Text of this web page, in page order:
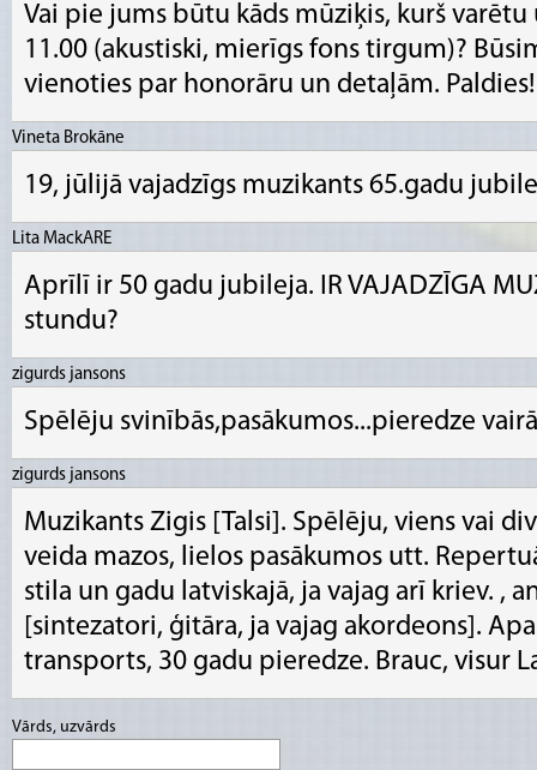
Vai pie jums būtu kāds mūziķis, kurš varētu
11.00 (akustiski, mierīgs fons tirgum)?
vienoties par honorāru un detaļām. Paldies!
Vineta Brokāne
19, jūlijā vajadzīgs muzikants 65.gadu
Lita MackARE
Aprīlī ir 50 gadu jubileja. IR VAJADZĪGA
stundu?
zigurds jansons
Spēlēju svinībās,pasākumos...pieredze
zigurds jansons
Muzikants Zigis [Talsi]. Spēlēju, viens vai
veida mazos, lielos pasākumos utt.
stila un gadu latviskajā, ja vajag arī kriev. ,
[sintezatori, ģitāra, ja vajag akordeons].
transports, 30 gadu pieredze. Brauc, visur
Vārds, uzvārds